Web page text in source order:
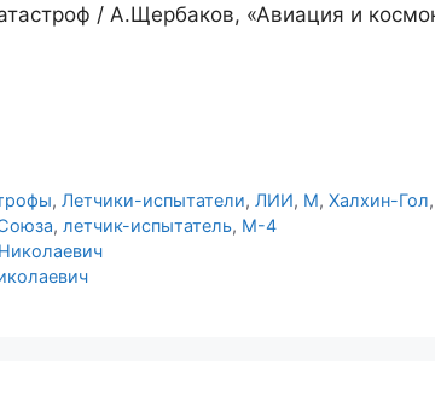
/ А.Щербаков, «Авиация и
,Летчики-испытатели,ЛИИ, М,Халхин-Гол
, летчик-испытатель, М-4